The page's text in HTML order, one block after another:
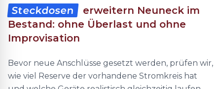
Steckdosen
erweitern Neuneck im
Bestand: ohne Überlast und ohne
Improvisation
Bevor neue Anschlüsse gesetzt werden, prüfen wir,
wie viel Reserve der vorhandene Stromkreis hat